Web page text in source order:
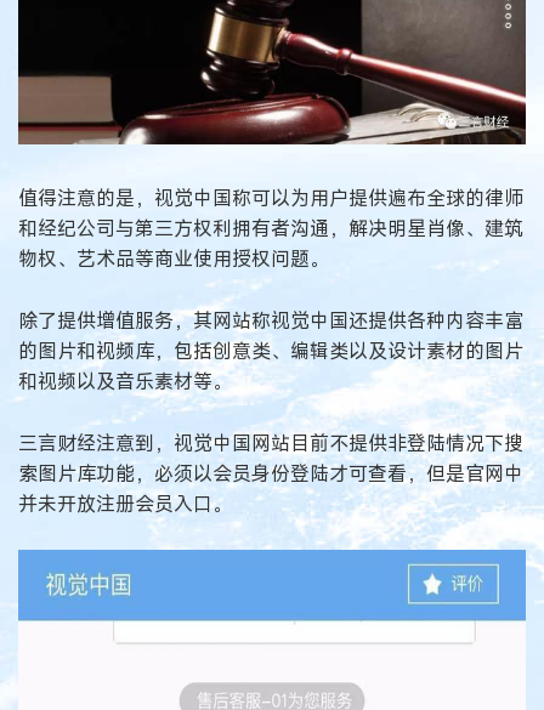
值得注意的是，视觉中国称可以为用户提供遍布全球的律师
和经纪公司与第三方权利拥有者沟通，解决明星肖像、建筑
物权、艺术品等商业使用授权问题。
除了提供增值服务，其网站称视觉中国还提供各种内容丰富
的图片和视频库，包括创意类、编辑类以及设计素材的图片
和视频以及音乐素材等。
三言财经注意到，视觉中国网站目前不提供非登陆情况下搜
索图片库功能，必须以会员身份登陆才可查看，但是官网中
并未开放注册会员入口。